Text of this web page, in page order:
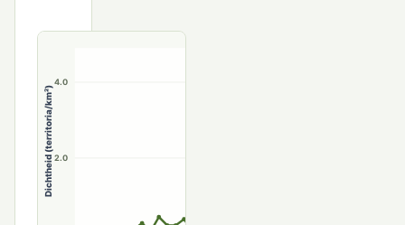
2.0
4.0
Dichtheid (territoria/km²)